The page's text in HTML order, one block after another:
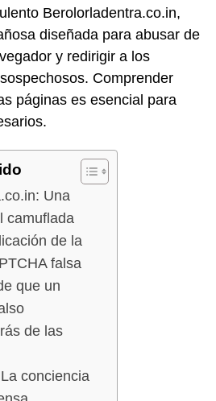
Berolorladentra.co.in,
diseñada para abusar de
y redirigir a los
Comprender
páginas es esencial para
Una
camuflada
de la
falsa
que un
de las
conciencia